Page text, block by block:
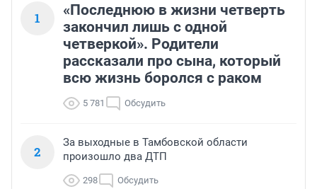
1
«Последнюю в жизни четверть
закончил лишь с одной
четверкой». Родители
рассказали про сына, который
всю жизнь боролся с раком
5 781 Обсудить
2
За выходные в Тамбовской области
произошло два ДТП
298 Обсудить